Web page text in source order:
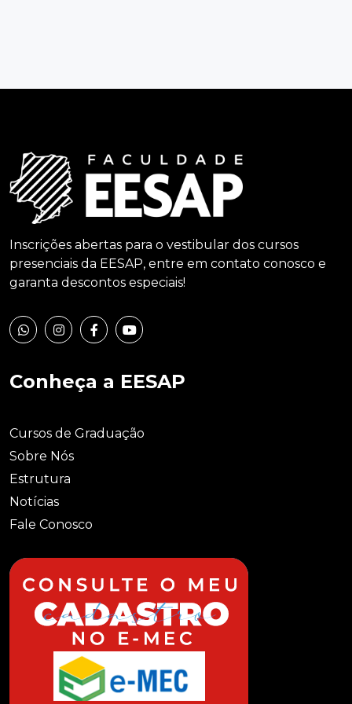
Inscrições abertas para o vestibular dos cursos
presenciais da EESAP, entre em contato conosco e
garanta descontos especiais!
Conheça a EESAP
Cursos de Graduação
Sobre Nós
Estrutura
Notícias
Fale Conosco